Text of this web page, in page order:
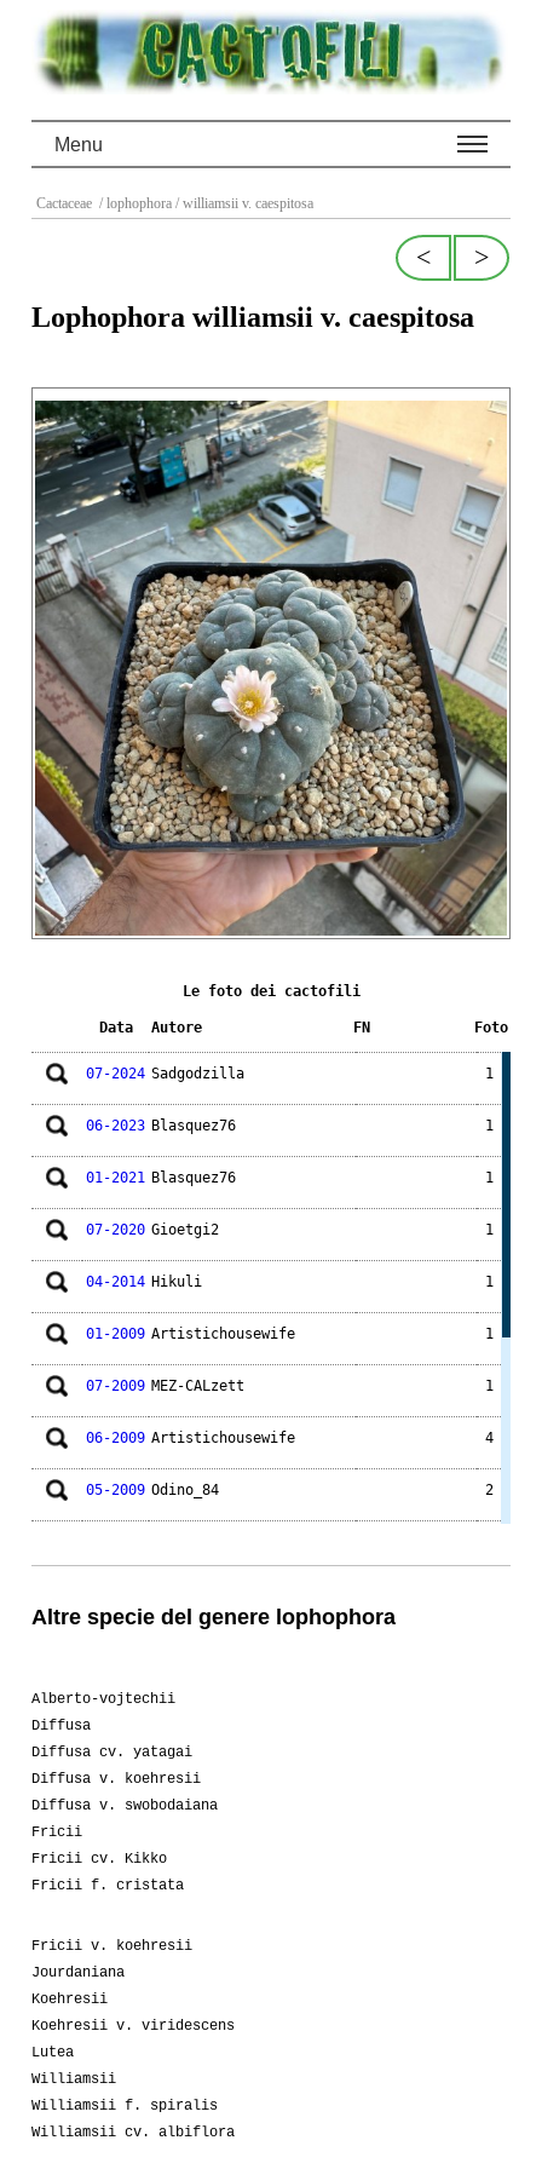
Menu
Cactaceae / lophophora / williamsii v. caespitosa
>
<
Lophophora williamsii v. caespitosa
Le foto dei cactofili
Data Autore FN Foto
07-2024 Sadgodzilla 1
06-2023 Blasquez76 1
01-2021 Blasquez76 1
07-2020 Gioetgi2 1
04-2014 Hikuli 1
01-2009 Artistichousewife 1
07-2009 MEZ-CALzett 1
06-2009 Artistichousewife 4
05-2009 Odino_84 2
03-2008 Chef 56
01-2008 Odino_84
01-2008 MEZ-CALzett
Altre specie del genere lophophora
Alberto-vojtechii
Diffusa
Diffusa cv. yatagai
Diffusa v. koehresii
Diffusa v. swobodaiana
Fricii
Fricii cv. Kikko
Fricii f. cristata
Fricii v. koehresii
Jourdaniana
Koehresii
Koehresii v. viridescens
Lutea
Williamsii
Williamsii f. spiralis
Williamsii cv. albiflora